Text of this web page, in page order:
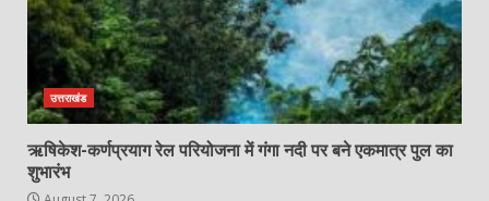
उत्तराखंड
ऋषिकेश-कर्णप्रयाग रेल परियोजना में गंगा नदी पर बने एकमात्र पुल का
शुभारंभ